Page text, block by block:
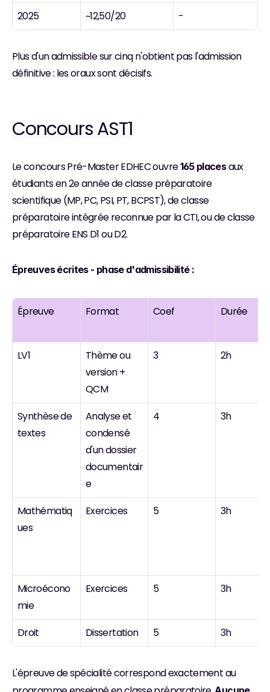
2025
~12,50/20 -
Plus d'un admissible sur cinq n'obtient pas l'admission
définitive : les oraux sont décisifs.
Concours AST1
Le concours Pré-Master EDHEC ouvre 165 places aux
étudiants en 2e année de classe préparatoire
scientifique (MP, PC, PSI, PT, BCPST), de classe
préparatoire intégrée reconnue par la CTI, ou de classe
préparatoire ENS D1 ou D2.
Épreuves écrites - phase d'admissibilité :
Épreuve Format Coef Durée
LV1
Thème ou
version +
QCM
3 2h
Synthèse de
textes
Analyse et
condensé
d'un dossier
documentair
e
4 3h
Mathématiq
ues
Exercices 5 3h
Microécono
mie
Exercices 5 3h
Droit Dissertation 5 3h
L'épreuve de spécialité correspond exactement au